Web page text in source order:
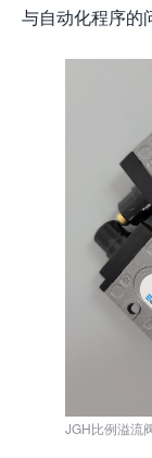
与自动化程序的
JGH比例溢流